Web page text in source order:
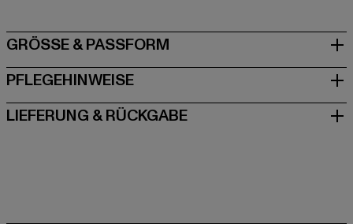
GRÖSSE & PASSFORM
PFLEGEHINWEISE
LIEFERUNG & RÜCKGABE